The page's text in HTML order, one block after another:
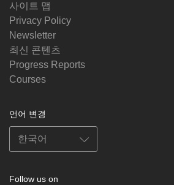
사이트 맵
Privacy Policy
Newsletter
최신 콘텐츠
Progress Reports
Courses
언어 변경
Follow us on